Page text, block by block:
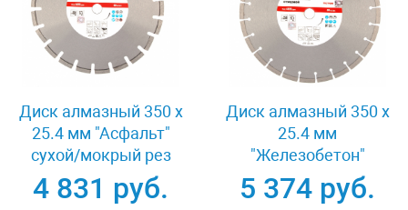
Диск алмазный 350 х
25.4 мм "Асфальт"
сухой/мокрый рез
Pro Matrix 731073
4 831 руб.
Диск алмазный 350 х
25.4 мм
"Железобетон"
сухой/мокрый рез
Pro Matrix 731103
5 374 руб.